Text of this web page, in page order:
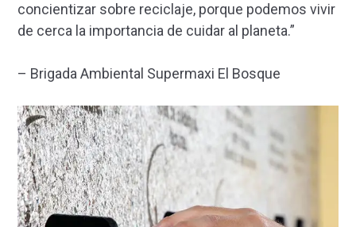
concientizar sobre reciclaje, porque podemos vivir
de cerca la importancia de cuidar al planeta.”
– Brigada Ambiental Supermaxi El Bosque